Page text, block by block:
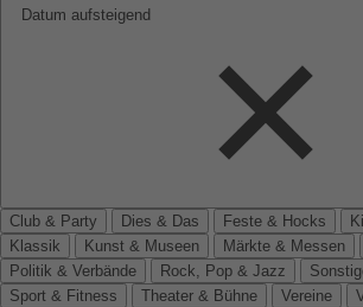
Datum aufsteigend
Club & Party Dies & Das Feste & Hocks
Klassik
Kunst & Museen Märkte & Messen
Politik & Verbände
Rock, Pop & Jazz
Sport & Fitness
Theater & Bühne Vereine